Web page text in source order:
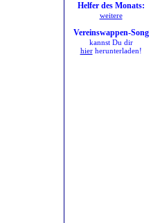
Helfer des Monats:
weitere
Vereinswappen-Song
kannst Du dir
hierherunterladen!